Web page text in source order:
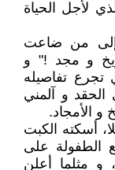
لأجل الحياة
"إلى من ضاعت
و مجد !" و
تجرع تفاصيله
و آلمني
و الأمجاد.
أسكته الكبت
الطفولة على
و مثلما أعلن